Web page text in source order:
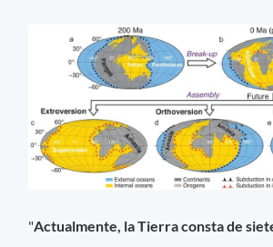
"Actualmente, la Tierra consta de